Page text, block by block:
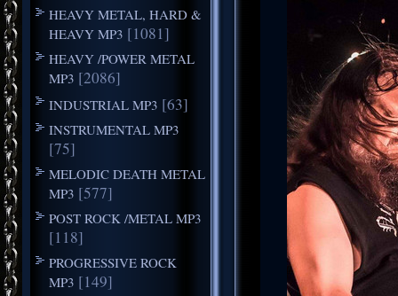
HEAVY METAL, HARD &
HEAVY MP3 [1081]
HEAVY /POWER METAL
MP3 [2086]
INDUSTRIAL MP3 [63]
INSTRUMENTAL MP3
[75]
MELODIC DEATH METAL
MP3 [577]
POST ROCK /METAL MP3
[118]
PROGRESSIVE ROCK
MP3 [149]